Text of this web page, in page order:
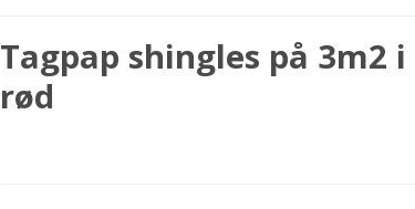
Tagpap shingles på 3m2 i
rød